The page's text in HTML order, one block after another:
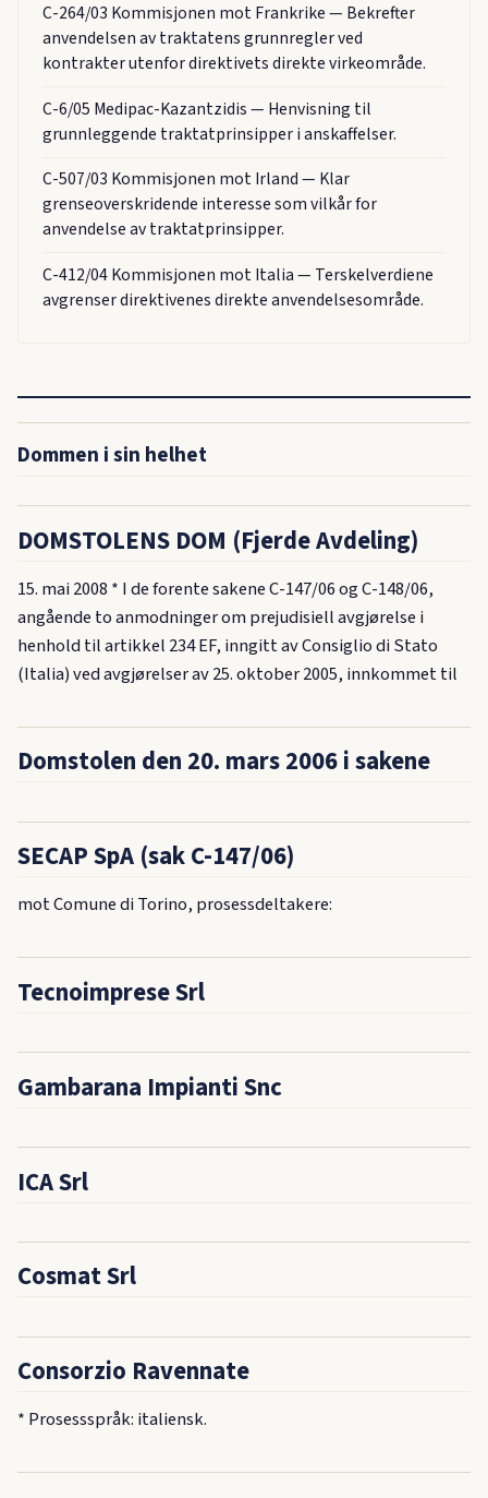
C-264/03 Kommisjonen mot Frankrike — Bekrefter
anvendelsen av traktatens grunnregler ved
kontrakter utenfor direktivets direkte virkeområde.
C-6/05 Medipac-Kazantzidis — Henvisning til
grunnleggende traktatprinsipper i anskaffelser.
C-507/03 Kommisjonen mot Irland — Klar
grenseoverskridende interesse som vilkår for
anvendelse av traktatprinsipper.
C-412/04 Kommisjonen mot Italia — Terskelverdiene
avgrenser direktivenes direkte anvendelsesområde.
Dommen i sin helhet
DOMSTOLENS DOM (Fjerde Avdeling)
15. mai 2008 * I de forente sakene C-147/06 og C-148/06,
angående to anmodninger om prejudisiell avgjørelse i
henhold til artikkel 234 EF, inngitt av Consiglio di Stato
(Italia) ved avgjørelser av 25. oktober 2005, innkommet til
Domstolen den 20. mars 2006 i sakene
SECAP SpA (sak C-147/06)
mot Comune di Torino, prosessdeltakere:
Tecnoimprese Srl
Gambarana Impianti Snc
ICA Srl
Cosmat Srl
Consorzio Ravennate
* Prosessspråk: italiensk.